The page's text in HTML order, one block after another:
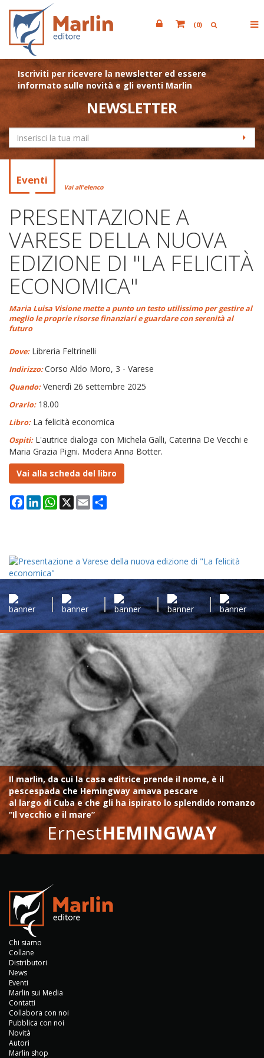
(0)
Iscriviti per ricevere la newsletter ed essere
informato sulle novità e gli eventi Marlin
NEWSLETTER
Eventi
Vai all'elenco
PRESENTAZIONE A
VARESE DELLA NUOVA
EDIZIONE DI "LA FELICITÀ
ECONOMICA"
Maria Luisa Visione mette a punto un testo utilissimo per gestire al
meglio le proprie risorse finanziari e guardare con serenità al
futuro
Dove:Libreria Feltrinelli
Indirizzo:Corso Aldo Moro, 3 - Varese
Quando:Venerdì 26 settembre 2025
Orario:18.00
Libro:La felicità economica
Ospiti:L'autrice dialoga con Michela Galli, Caterina De Vecchi e
Maria Grazia Pigni. Modera Anna Botter.
Vai alla scheda del libro
Facebook
LinkedInWhatsApp
X Email
Il marlin, da cui la casa editrice prende il nome, è il
pescespada che Hemingway amava pescare
al largo di Cuba e che gli ha ispirato lo splendido romanzo
“Il vecchio e il mare”
ErnestHEMINGWAY
Chi siamo
Collane
Distributori
News
Eventi
Marlin sui Media
Contatti
Collabora con noi
Pubblica con noi
Novità
Autori
Marlin shop